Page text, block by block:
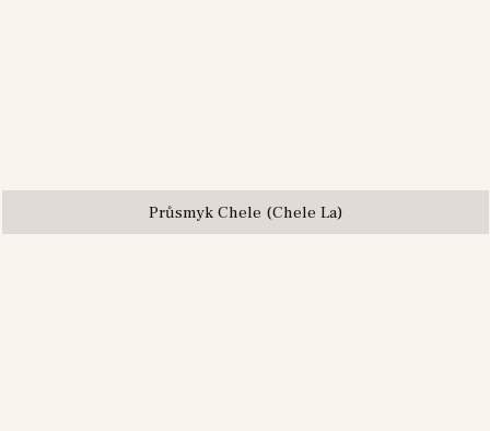
Průsmyk Chele (Chele La)